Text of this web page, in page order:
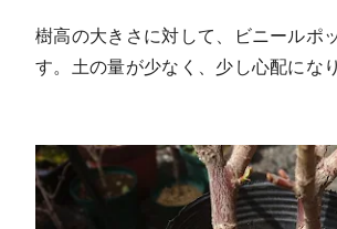
樹高の大きさに対して、ビニールポ
す。土の量が少なく、少し心配にな